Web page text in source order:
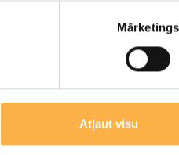
Mārketings
Atļaut visu
repertuars